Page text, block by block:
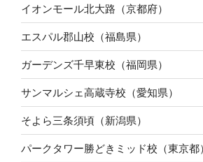
イオンモール北大路（京都府）
エスパル郡山校（福島県）
ガーデンズ千早東校（福岡県）
サンマルシェ高蔵寺校（愛知県）
そよら三条須頃（新潟県）
パークタワー勝どきミッド校（東京都